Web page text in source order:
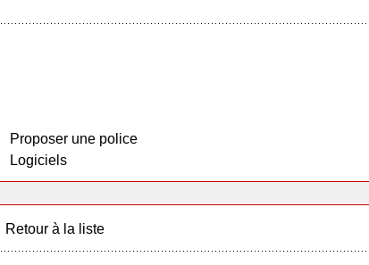
Proposer une police
Logiciels
Retour à la liste